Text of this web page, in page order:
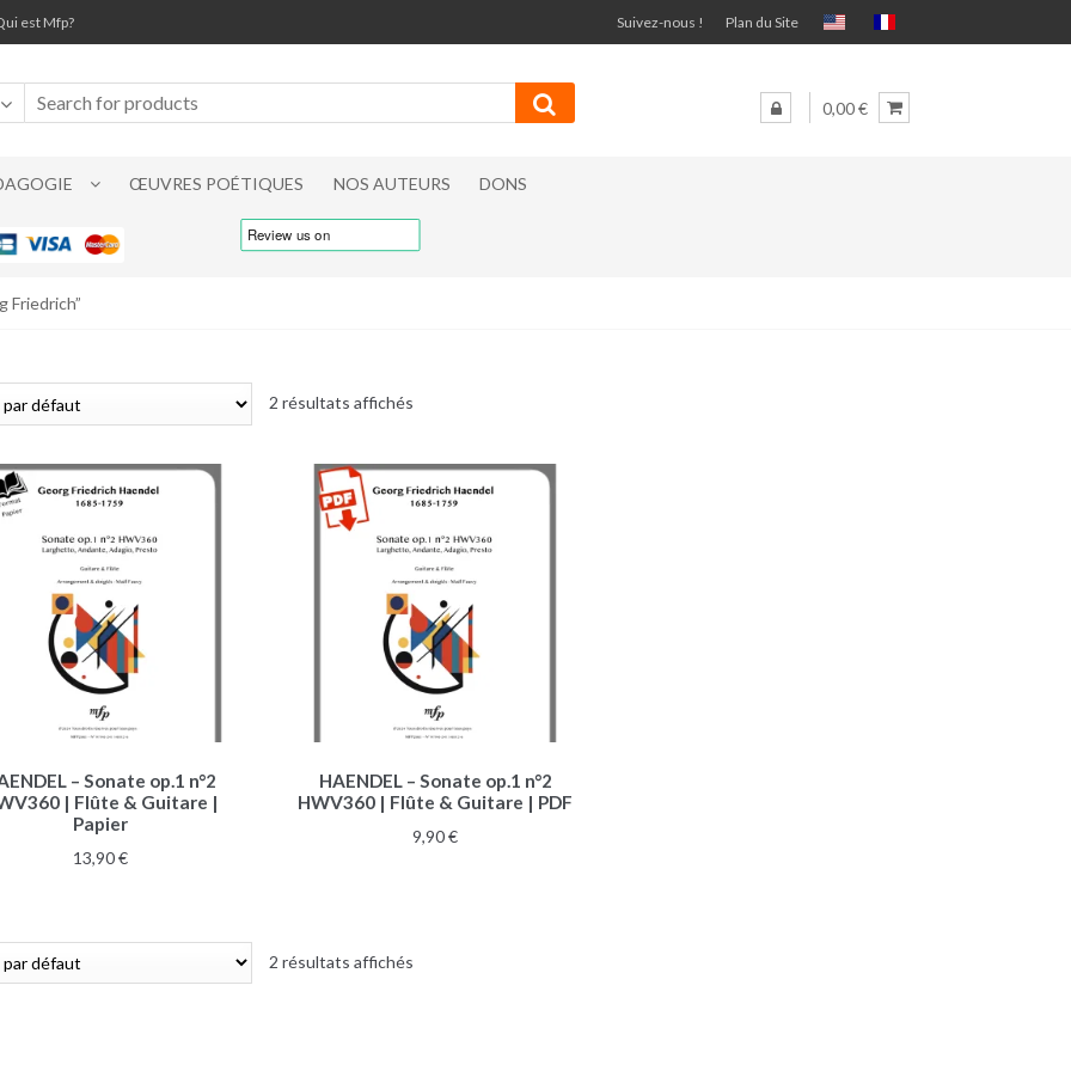
est Mfp? Suivez-nous ! Plan du Site
0,00 €
ŒUVRES POÉTIQUES NOS AUTEURS DONS
Friedrich”
2 résultats affichés
– Sonate op.1 n°2
| Flûte & Guitare |
Papier
13,90€
HAENDEL – Sonate op.1 n°2
HWV360 | Flûte & Guitare | PDF
9,90€
2 résultats affichés